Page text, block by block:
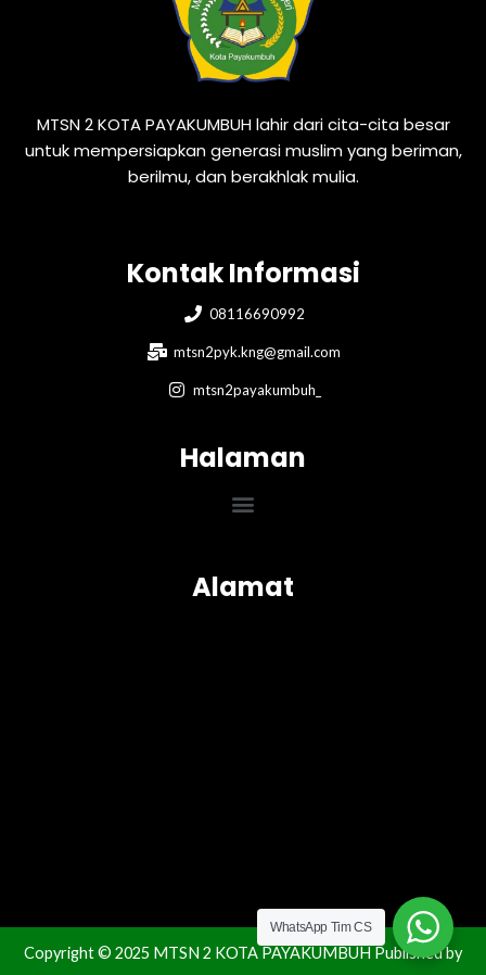
MTSN 2 KOTA PAYAKUMBUH lahir dari cita-cita besar
untuk mempersiapkan generasi muslim yang beriman,
berilmu, dan berakhlak mulia.
Kontak Informasi
08116690992
mtsn2pyk.kng@gmail.com
mtsn2payakumbuh_
Halaman
Menu
Alamat
Copyright © 2025 MTSN 2 KOTA PAYAKUMBUH Published by
WhatsApp Tim CS